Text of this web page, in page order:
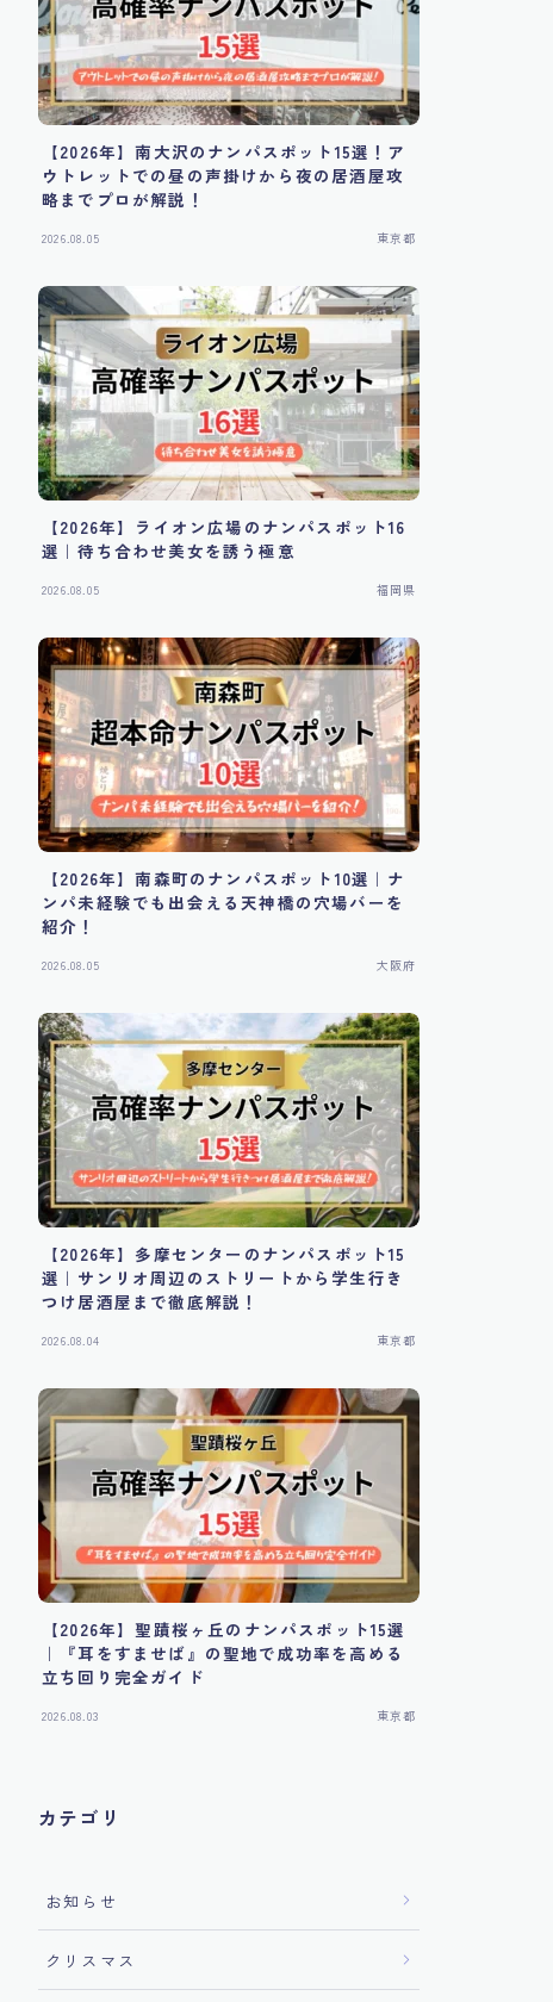
【2026年】南大沢のナンパスポット15選！ア
ウトレットでの昼の声掛けから夜の居酒屋攻
略までプロが解説！
2026.08.05 東京都
【2026年】ライオン広場のナンパスポット16
選｜待ち合わせ美女を誘う極意
2026.08.05 福岡県
【2026年】南森町のナンパスポット10選｜ナ
ンパ未経験でも出会える天神橋の穴場バーを
紹介！
2026.08.05 大阪府
【2026年】多摩センターのナンパスポット15
選｜サンリオ周辺のストリートから学生行き
つけ居酒屋まで徹底解説！
2026.08.04 東京都
【2026年】聖蹟桜ヶ丘のナンパスポット15選
｜『耳をすませば』の聖地で成功率を高める
立ち回り完全ガイド
2026.08.03 東京都
カテゴリ
お知らせ
クリスマス